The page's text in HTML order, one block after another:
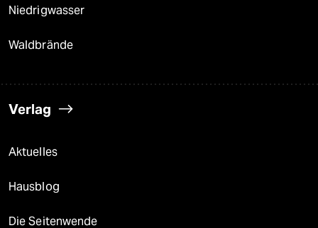
Niedrigwasser
Waldbrände
Verlag
Aktuelles
Hausblog
Die Seitenwende